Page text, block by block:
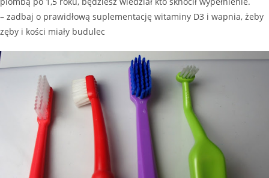
– zadbaj o prawidłową suplementację witaminy D3 i wapnia, żeby
zęby i kości miały budulec